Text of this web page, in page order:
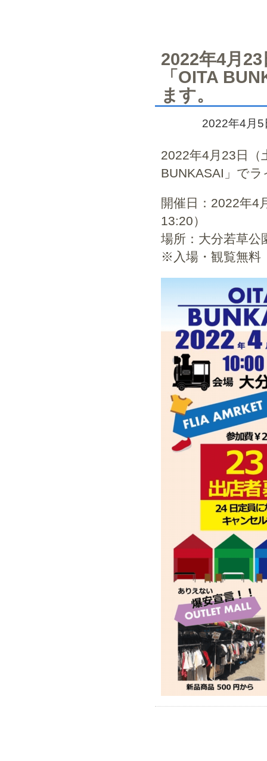
2022年4月
「OITA
ます。
2022年4月
2022年4月23日（
BUNKASAI」で
開催日：2022年4
13:20）
場所：大分若草公
※入場・観覧無料